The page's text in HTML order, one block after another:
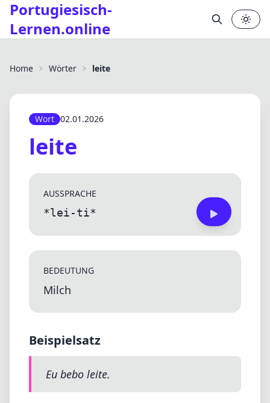
Portugiesisch-
Lernen.online
Home Wörter leite
Wort 02.01.2026
leite
AUSSPRACHE
*lei-ti*
BEDEUTUNG
Milch
Beispielsatz
Eu bebo leite.